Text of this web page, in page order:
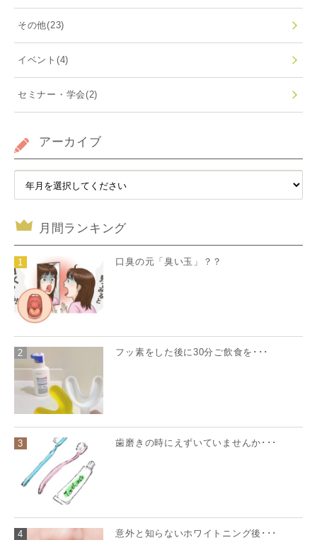
その他(23)
イベント (4)
セミナー・学会(2)
アーカイブ
月間ランキング
1 口臭の元「臭い玉」？？
2 フッ素をした後に30分ご飲食を･･･
3 歯磨きの時にえずいていませんか･･･
4 意外と知らないホワイトニング後･･･